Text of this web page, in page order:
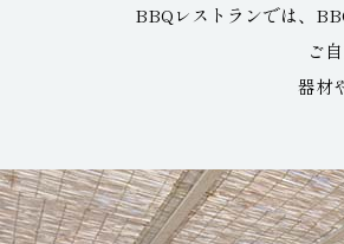
BBQレストランでは、
ご
器材